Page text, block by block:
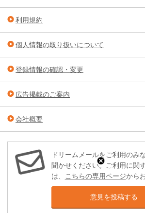
利用規約
個人情報の取り扱いについて
登録情報の確認・変更
広告掲載のご案内
会社概要
ドリームメールをご利用のみ
聞かせください。ご利用に関
は、 こちらの専用ページから
意見を投稿する